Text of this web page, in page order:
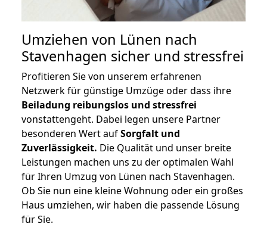
Umziehen von Lünen nach
Stavenhagen sicher und stressfrei
Profitieren Sie von unserem erfahrenen
Netzwerk für günstige Umzüge oder dass ihre
Beiladung reibungslos und stressfrei
vonstattengeht. Dabei legen unsere Partner
besonderen Wert aufSorgfalt und
Zuverlässigkeit. Die Qualität und unser breite
Leistungen machen uns zu der optimalen Wahl
für Ihren Umzug von Lünen nach Stavenhagen.
Ob Sie nun eine kleine Wohnung oder ein großes
Haus umziehen, wir haben die passende Lösung
für Sie.